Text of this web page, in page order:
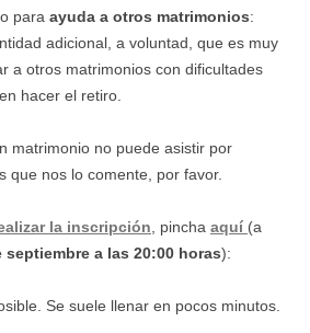
para ayuda a otros matrimonios:
adicional, a voluntad, que es muy
a otros matrimonios con dificultades
hacer el retiro.
matrimonio no puede asistir por
que nos lo comente, por favor.
la inscripción , pincha aquí (a
septiembre a las 20:00 horas):
Se suele llenar en pocos minutos.